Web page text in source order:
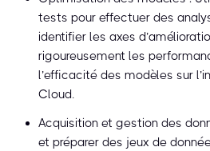
tests pour effectuer des
identifier les axes
rigoureusement les
l’efficacité des modèles sur
Cloud.
Acquisition et gestion des
et préparer des jeux de